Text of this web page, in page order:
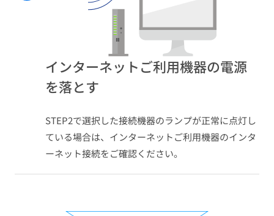
インターネットご利用機器の電源
を落とす​
STEP2で選択した接続機器のランプが正常に点灯し
ている場合は、インターネットご利用機器のインタ
ーネット接続をご確認ください。